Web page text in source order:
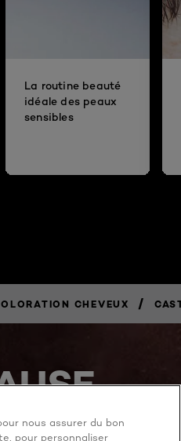
La routine beauté
idéale des peaux
sensibles
CHEVEUX /
nous assurer du bon
pour personnaliser